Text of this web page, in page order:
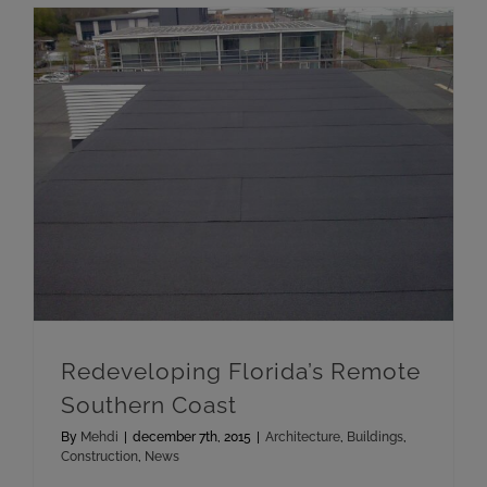
Redeveloping Florida’s Remote
Southern Coast
By Mehdi december 7th, 2015 Architecture, Buildings,
Construction, News